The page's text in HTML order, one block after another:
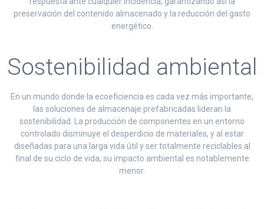
preservación del contenido almacenado y la reducción del gasto
energético.
Sostenibilidad ambiental
En un mundo donde la ecoeficiencia es cada vez más importante,
las soluciones de almacenaje prefabricadas lideran la
sostenibilidad. La producción de componentes en un entorno
controlado disminuye el desperdicio de materiales, y al estar
diseñadas para una larga vida útil y ser totalmente reciclables al
final de su ciclo de vida, su impacto ambiental es notablemente
menor.